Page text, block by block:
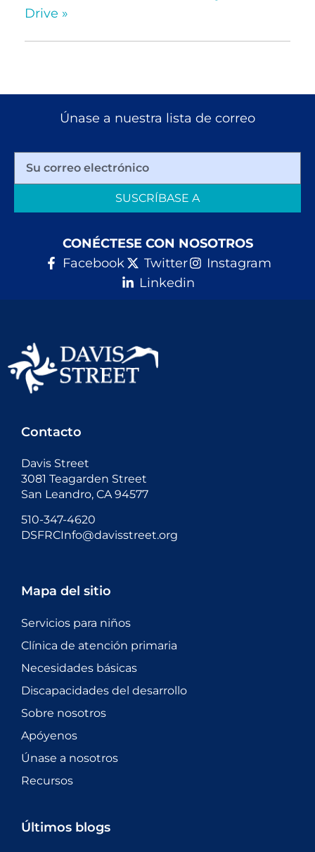
Drive »
Únase a nuestra lista de correo
SUSCRÍBASE A
CONÉCTESE CON NOSOTROS
Facebook
Twitter
Instagram
Linkedin
Contacto
Davis Street
3081 Teagarden Street
San Leandro, CA 94577
510-347-4620
DSFRCInfo@davisstreet.org
Mapa del sitio
Servicios para niños
Clínica de atención primaria
Necesidades básicas
Discapacidades del desarrollo
Sobre nosotros
Apóyenos
Únase a nosotros
Recursos
Últimos blogs